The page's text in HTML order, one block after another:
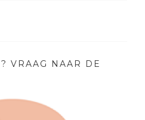
VRAAG NAAR DE